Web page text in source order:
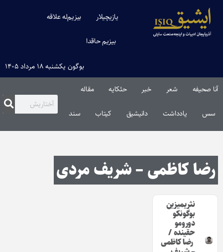
یازیچیلار بیزیم‌له علاقه
بیزیم حاقدا
بوگون یکشنبه ۱۸ مرداد ۱۴۰۵
آنا صحیفه شعر خبر حئکایه مقاله‌
سس یادداشت دانیشیق کیتاب سند
رضا کاظمی – شریف مردی
نثریمیزین
بوگونکو
دورومو
حقینده /
رضا کاظمی